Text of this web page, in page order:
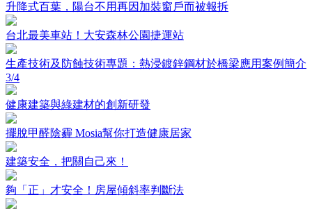
升降式百葉，陽台不用再因加裝窗戶而被報拆
台北最美車站！大安森林公園捷運站
生產技術及防蝕技術專題：熱浸鍍鋅鋼材於橋梁應用案例簡介
3/4
健康建築與綠建材的創新研發
擺脫甲醛陰霾 Mosia幫你打造健康居家
建築安全，把關自己來！
夠「正」才安全！房屋傾斜率判斷法